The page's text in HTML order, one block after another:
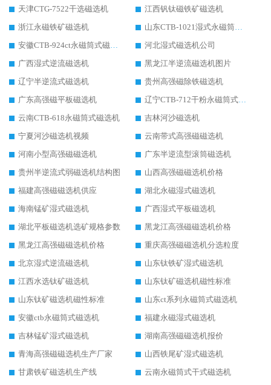
天津CTG-7522干选磁选机
江西钒钛磁铁矿磁选机
浙江永磁铁矿磁选机
山东CTB-1021湿式永磁筒式磁选机
安徽CTB-924ct永磁筒式磁选机
河北湿式磁选机公司
广西湿式逆流磁选机
黑龙江半逆流磁选机图片
辽宁半逆流式磁选机
贵州高强磁除铁磁选机
广东高强磁平板磁选机
辽宁CTB-712干粉永磁筒式磁选机
云南CTB-618永磁筒式磁选机
吉林河沙磁选机
宁夏河沙磁选机视频
云南带式高强磁磁选机
河南小型高强磁磁选机
广东半逆流型滚筒磁选机
贵州半逆流式弱磁选机结构图
山西高强磁磁选机价格
福建高强磁磁选机供应
湖北永磁湿式磁选机
海南锰矿湿式磁选机
广西湿式平板磁选机
湖北平板磁选机选矿规格参数
黑龙江高强磁磁选机价格
黑龙江高强磁磁选机价格
重庆高强磁磁选机分选粒度
北京湿式逆流磁选机
山东钛铁矿湿式磁选机
江西水选钛矿磁选机
山东钛矿磁选机磁性标准
山东钛矿磁选机磁性标准
山东ct系列永磁筒式磁选机
安徽ctb永磁筒式磁选机
福建永磁湿式磁选机
吉林锰矿湿式磁选机
湖南高强磁磁选机报价
青海高强磁磁选机生产厂家
山西铁尾矿湿式磁选机
甘肃铁矿磁选机生产线
云南永磁筒式干式磁选机